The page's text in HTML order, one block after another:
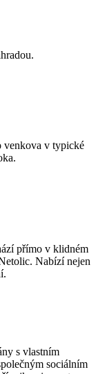
venkova v typické
přímo v klidném
Nabízí nejen
s vlastním
sociálním